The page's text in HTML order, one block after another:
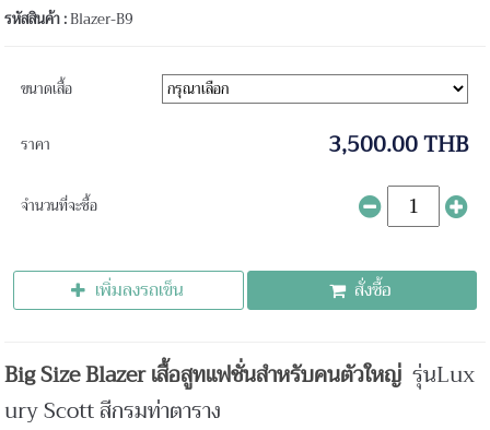
รหัสสินค้า :Blazer-B9
ขนาดเสื้อ
ราคา 3,500.00 THB
จำนวนที่จะซื้อ
เพิ่มลงรถเข็น สั่งซื้อ
Big Size Blazer เสื้อสูทแฟชั่นสำหรับคนตัวใหญ่ รุ่นLux
ury Scott สีกรมท่าตาราง